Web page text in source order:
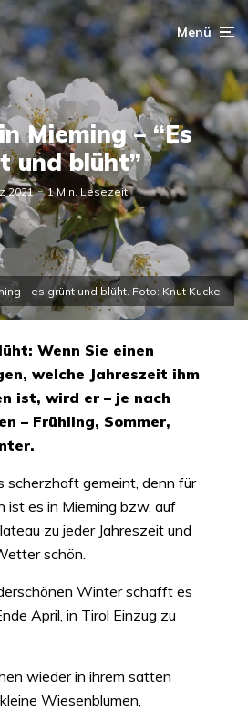
Menü
- es grünt und blüht. Foto: Knut Kuckel
Mieming – “Es
und blüht”
2021 1 Min. Lesezeit
Wenn Sie einen
welche Jahreszeit ihm
ist, wird er – je nach
– Frühling, Sommer,
scherzhaft gemeint, denn für
ist es in Mieming bzw. auf
zu jeder Jahreszeit und
schön.
Winter schafft es
April, in Tirol Einzug zu
wieder in ihrem satten
Wiesenblumen,